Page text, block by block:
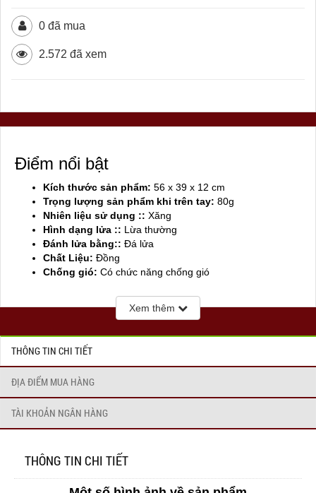
0 đã mua
2.572 đã xem
Điểm nổi bật
Kích thước sản phẩm: 56 x 39 x 12 cm
Trọng lượng sản phẩm khi trên tay: 80g
Nhiên liệu sử dụng :: Xăng
Hình dạng lửa :: Lừa thường
Đánh lửa bằng:: Đá lửa
Chất Liệu: Đồng
Chống gió: Có chức năng chống gió
Xem thêm
THÔNG TIN CHI TIẾT
ĐỊA ĐIỂM MUA HÀNG
TÀI KHOẢN NGÂN HÀNG
THÔNG TIN CHI TIẾT